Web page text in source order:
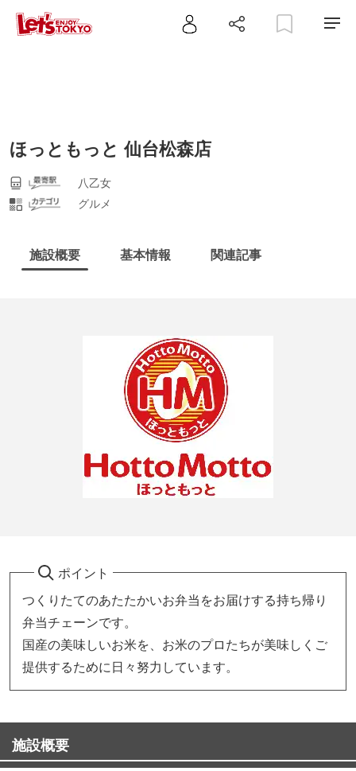
ほっともっと 仙台松森店
八乙女
グルメ
施設概要 基本情報 関連記事
ポイント
つくりたてのあたたかいお弁当をお届けする持ち帰り
弁当チェーンです。
国産の美味しいお米を、お米のプロたちが美味しくご
提供するために日々努力しています。
施設概要